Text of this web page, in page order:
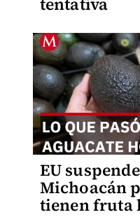
EU
Michoacán
tienen fruta